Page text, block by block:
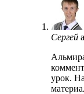
Сергей
урок.